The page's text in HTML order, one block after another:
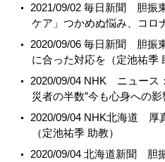
2021/09/02 毎日新聞 胆振
ケア」つかめぬ悩み、コロ
2020/09/06 毎日新聞 胆振
に合った対応を（定池祐季
2020/09/04 NHK ニュース
災者の半数”今も心身への影
2020/09/04 NHK北海道 厚
（定池祐季 助教）
2020/09/04 北海道新聞 胆